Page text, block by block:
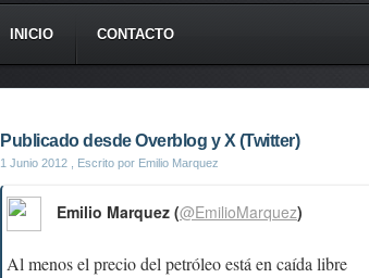
INICIO CONTACTO
Publicado desde Overblog y X (Twitter)
1 Junio 2012 , Escrito por Emilio Marquez
Al menos el precio del petróleo está en caída libre
Emilio Marquez (@EmilioMarquez)